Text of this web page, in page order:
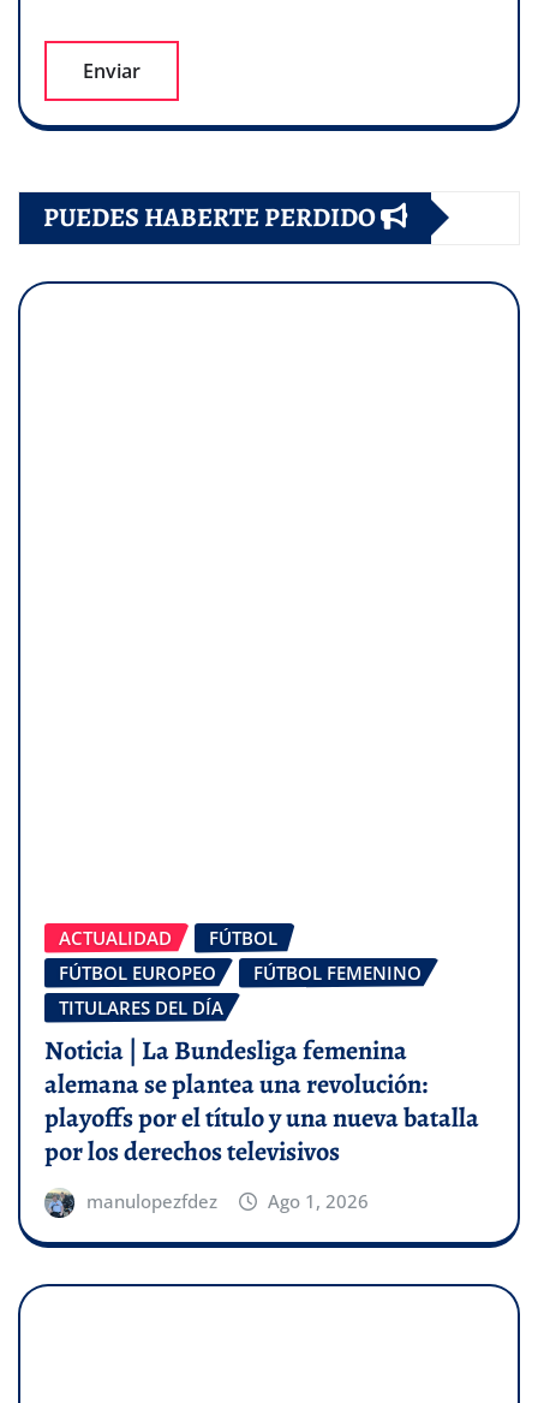
PUEDES HABERTE PERDIDO
ACTUALIDAD
FÚTBOL
FÚTBOL EUROPEO
FÚTBOL FEMENINO
TITULARES DEL DÍA
Noticia | La Bundesliga femenina
alemana se plantea una revolución:
playoffs por el título y una nueva batalla
por los derechos televisivos
manulopezfdez Ago 1, 2026